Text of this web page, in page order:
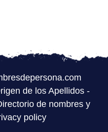
de los Apellidos-
de nombres y
policy